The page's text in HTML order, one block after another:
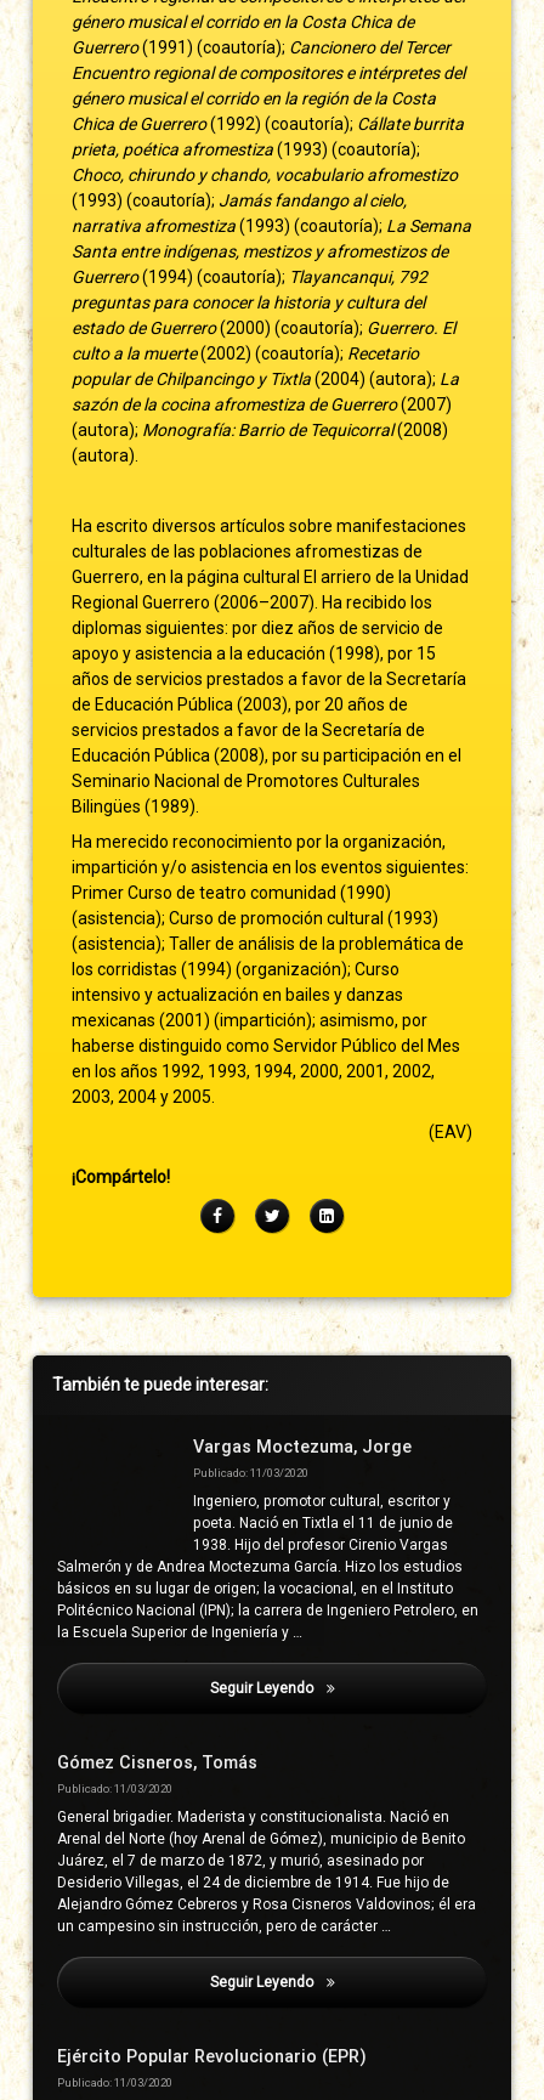
género musical el corrido en la Costa Chica de
Guerrero(1991) (coautoría); Cancionero del Tercer
Encuentro regional de compositores e intérpretes del
género musical el corrido en la región de la Costa
Chica de Guerrero(1992) (coautoría); Cállate burrita
prieta, poética afromestiza(1993) (coautoría);
Choco, chirundo y chando, vocabulario afromestizo
(1993) (coautoría); Jamás fandango al cielo,
narrativa afromestiza(1993) (coautoría); La Semana
Santa entre indígenas, mestizos y afromestizos de
Guerrero(1994) (coautoría); Tlayancanqui, 792
preguntas para conocer la historia y cultura del
estado de Guerrero(2000) (coautoría); Guerrero. El
culto a la muerte(2002) (coautoría); Recetario
popular de Chilpancingo y Tixtla(2004) (autora); La
sazón de la cocina afromestiza de Guerrero(2007)
(autora); Monografía: Barrio de Tequicorral(2008)
(autora).
Ha escrito diversos artículos sobre manifestaciones
culturales de las poblaciones afromestizas de
Guerrero, en la página cultural El arriero de la Unidad
Regional Guerrero (2006–2007). Ha recibido los
diplomas siguientes: por diez años de servicio de
apoyo y asistencia a la educación (1998), por 15
años de servicios prestados a favor de la Secretaría
de Educación Pública (2003), por 20 años de
servicios prestados a favor de la Secretaría de
Educación Pública (2008), por su participación en el
Seminario Nacional de Promotores Culturales
Bilingües (1989).
Ha merecido reconocimiento por la organización,
impartición y/o asistencia en los eventos siguientes:
Primer Curso de teatro comunidad (1990)
(asistencia); Curso de promoción cultural (1993)
(asistencia); Taller de análisis de la problemática de
los corridistas (1994) (organización); Curso
intensivo y actualización en bailes y danzas
mexicanas (2001) (impartición); asimismo, por
haberse distinguido como Servidor Público del Mes
en los años 1992, 1993, 1994, 2000, 2001, 2002,
2003, 2004 y 2005.
(EAV)
¡Compártelo!
FacebookTwitterLinkedIn
Barra
También te puede interesar:
Vargas Moctezuma, Jorge
Publicado: 11/03/2020
Ingeniero, promotor cultural, escritor y
poeta. Nació en Tixtla el 11 de junio de
1938. Hijo del profesor Cirenio Vargas
Salmerón y de Andrea Moctezuma García. Hizo los estudios
básicos en su lugar de origen; la vocacional, en el Instituto
Politécnico Nacional (IPN); la carrera de Ingeniero Petrolero, en
la Escuela Superior de Ingeniería y …
Seguir Leyendo Aparicio Prudente, Francisca
Gómez Cisneros, Tomás
Publicado: 11/03/2020
General brigadier. Maderista y constitucionalista. Nació en
Arenal del Norte (hoy Arenal de Gómez), municipio de Benito
Juárez, el 7 de marzo de 1872, y murió, asesinado por
Desiderio Villegas, el 24 de diciembre de 1914. Fue hijo de
Alejandro Gómez Cebreros y Rosa Cisneros Valdovinos; él era
un campesino sin instrucción, pero de carácter …
Seguir Leyendo Aparicio Prudente, Francisca
Ejército Popular Revolucionario (EPR)
Publicado: 11/03/2020